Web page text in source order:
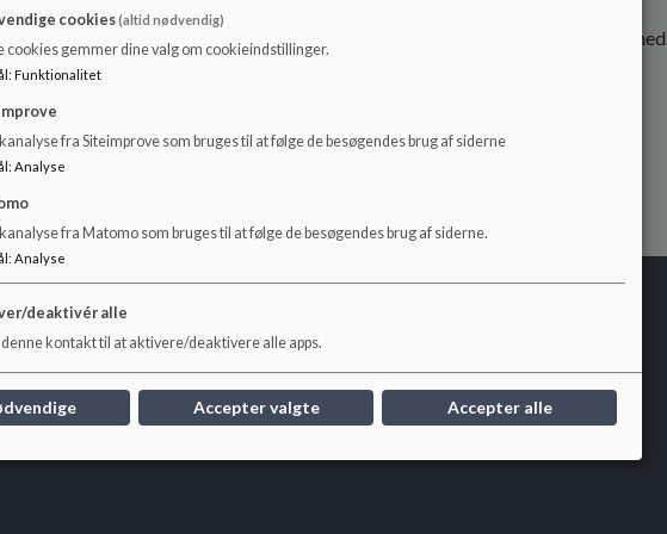
anti-mobbestrategi, hvor elever, personale og forældre giver deres besyv med.
cookies(altid nødvendig)
cookies gemmer dine valg om cookieindstillinger.
: Funktionalitet
fra Siteimprove som bruges til at følge de besøgendes brug af siderne
: Analyse
fra Matomo som bruges til at følge de besøgendes brug af siderne.
: Analyse
deaktivér alle
kontakt til at aktivere/deaktivere alle apps.
Accepter valgte Accepter alle